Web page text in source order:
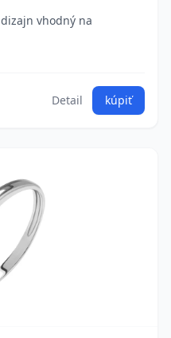
vhodný na
Detail kúpiť